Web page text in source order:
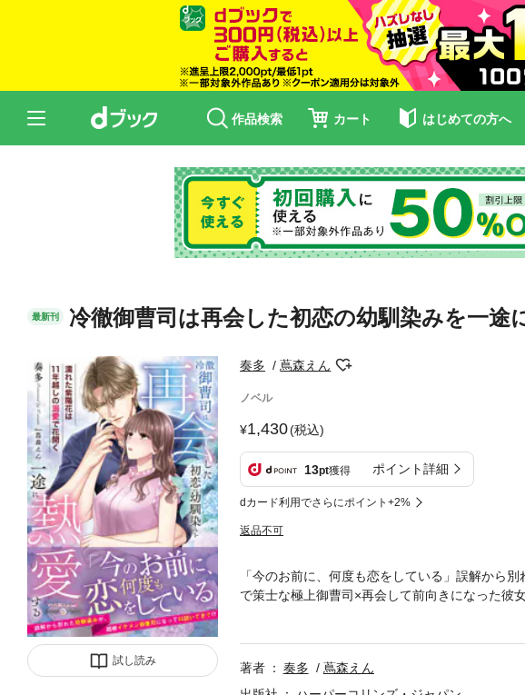
作品検索 カート はじめての方へ
最新刊 冷徹御曹司は再会した初恋の幼馴染みを一途
試し読み
奏多 蔦森えん
ノベル
1,430(税込)
13pt獲得 ポイント詳細
dカード利用でさらにポイント+2%
返品不可
「今のお前に、何度も恋をしている」誤解から
で策士な極上御曹司×再会して前向きになった彼
我に救われる。11年ぶりに再会した彼が巨大グ
著者
奏多
蔦森えん